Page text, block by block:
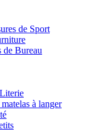
de Sport
de Bureau
à langer